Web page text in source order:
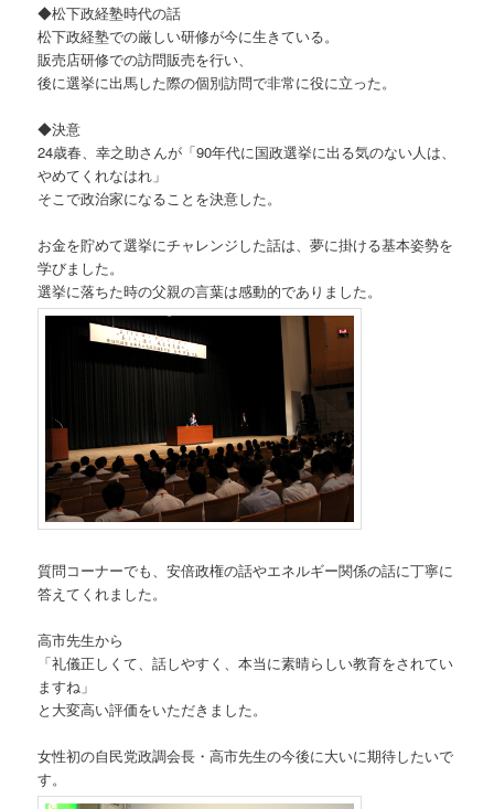
◆松下政経塾時代の話
松下政経塾での厳しい研修が今に生きている。
販売店研修での訪問販売を行い、
後に選挙に出馬した際の個別訪問で非常に役に立った。
◆決意
24歳春、幸之助さんが「90年代に国政選挙に出る気のない人は、
やめてくれなはれ」
そこで政治家になることを決意した。
お金を貯めて選挙にチャレンジした話は、夢に掛ける基本姿勢を
学びました。
選挙に落ちた時の父親の言葉は感動的でありました。
質問コーナーでも、安倍政権の話やエネルギー関係の話に丁寧に
答えてくれました。
高市先生から
「礼儀正しくて、話しやすく、本当に素晴らしい教育をされてい
ますね」
と大変高い評価をいただきました。
女性初の自民党政調会長・高市先生の今後に大いに期待したいで
す。